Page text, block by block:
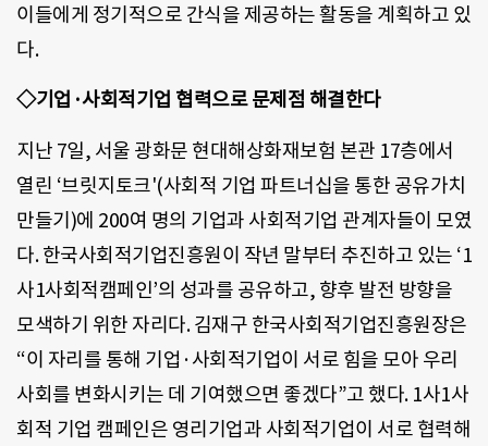
이들에게 정기적으로 간식을 제공하는 활동을 계획하고 있
다.
◇기업·사회적기업 협력으로 문제점 해결한다
지난 7일, 서울 광화문 현대해상화재보험 본관 17층에서
열린 ‘브릿지토크'(사회적 기업 파트너십을 통한 공유가치
만들기)에 200여 명의 기업과 사회적기업 관계자들이 모였
다. 한국사회적기업진흥원이 작년 말부터 추진하고 있는 ‘1
사1사회적캠페인’의 성과를 공유하고, 향후 발전 방향을
모색하기 위한 자리다. 김재구 한국사회적기업진흥원장은
“이 자리를 통해 기업·사회적기업이 서로 힘을 모아 우리
사회를 변화시키는 데 기여했으면 좋겠다”고 했다. 1사1사
회적 기업 캠페인은 영리기업과 사회적기업이 서로 협력해